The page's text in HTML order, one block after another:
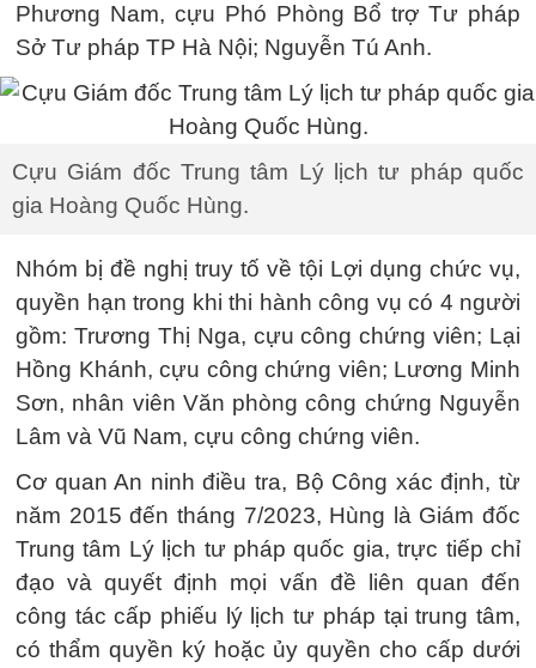
Phương Nam, cựu Phó Phòng Bổ trợ Tư pháp
Sở Tư pháp TP Hà Nội; Nguyễn Tú Anh.
Cựu Giám đốc Trung tâm Lý lịch tư pháp quốc
gia Hoàng Quốc Hùng.
Nhóm bị đề nghị truy tố về tội Lợi dụng chức vụ,
quyền hạn trong khi thi hành công vụ có 4 người
gồm: Trương Thị Nga, cựu công chứng viên; Lại
Hồng Khánh, cựu công chứng viên; Lương Minh
Sơn, nhân viên Văn phòng công chứng Nguyễn
Lâm và Vũ Nam, cựu công chứng viên.
Cơ quan An ninh điều tra, Bộ Công xác định, từ
năm 2015 đến tháng 7/2023, Hùng là Giám đốc
Trung tâm Lý lịch tư pháp quốc gia, trực tiếp chỉ
đạo và quyết định mọi vấn đề liên quan đến
công tác cấp phiếu lý lịch tư pháp tại trung tâm,
có thẩm quyền ký hoặc ủy quyền cho cấp dưới